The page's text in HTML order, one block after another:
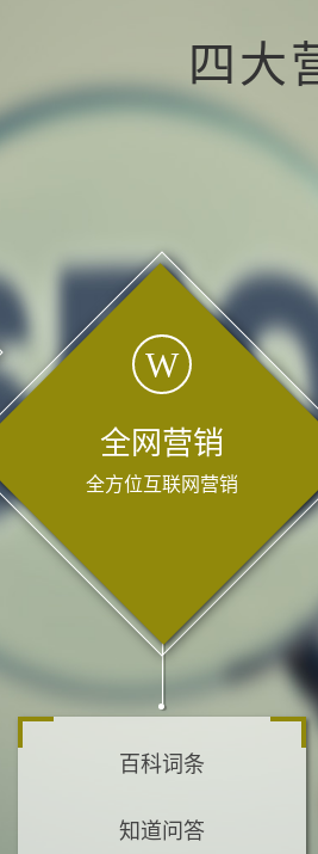
四大
W
全网营销
全方位互联网营销
百科词条
知道问答